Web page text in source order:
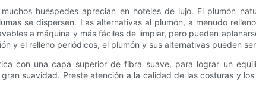
huéspedes aprecian en hoteles de lujo. El plumón
se dispersen. Las alternativas al plumón, a menudo
a máquina y más fáciles de limpiar, pero pueden
y el relleno periódicos, el plumón y sus alternativas pueden
con una capa superior de fibra suave, para lograr un
suavidad. Preste atención a la calidad de las costuras y